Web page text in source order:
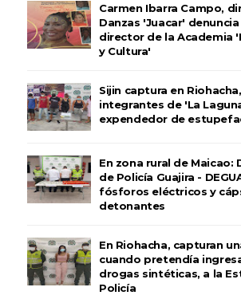
Carmen Ibarra Campo,
Danzas 'Juacar'
director de la Academia
y Cultura'
Sijin captura en
integrantes de 'La
expendedor de
En zona rural de
de Policía Guajira -
fósforos eléctricos y
detonantes
En Riohacha, capturan
cuando pretendía
drogas sintéticas, a la
Policía